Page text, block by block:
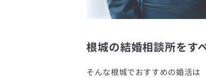
根城の結婚相談所をす
そんな根城でおすすめの婚活は